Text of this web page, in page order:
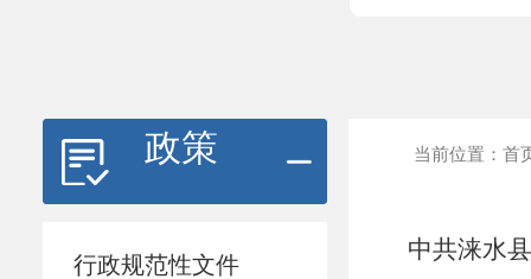
政策
行政规范性文件
当前位置： 首
中共涞水